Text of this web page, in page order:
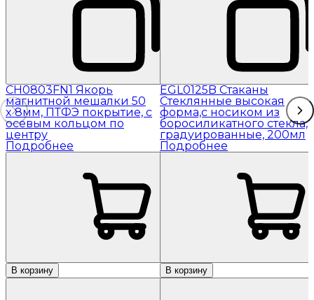
CH0803FN1 Якорь
магнитной мешалки 50
x 8мм, ПТФЭ покрытие, с
осевым кольцом по
центру
Подробнее
В корзину
EGL0125B Стаканы
Стеклянные высокая
форма,с носиком из
боросиликатного стекла,
градуированные, 200мл
Подробнее
В корзину